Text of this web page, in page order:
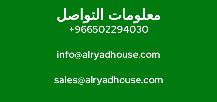
معلومات التواصل
966502294030+
info@alryadhouse.com
sales@alryadhouse.com